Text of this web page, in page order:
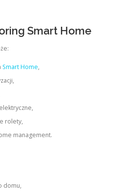
Smart Home
Smart Home,
rolety,
management.
domu,